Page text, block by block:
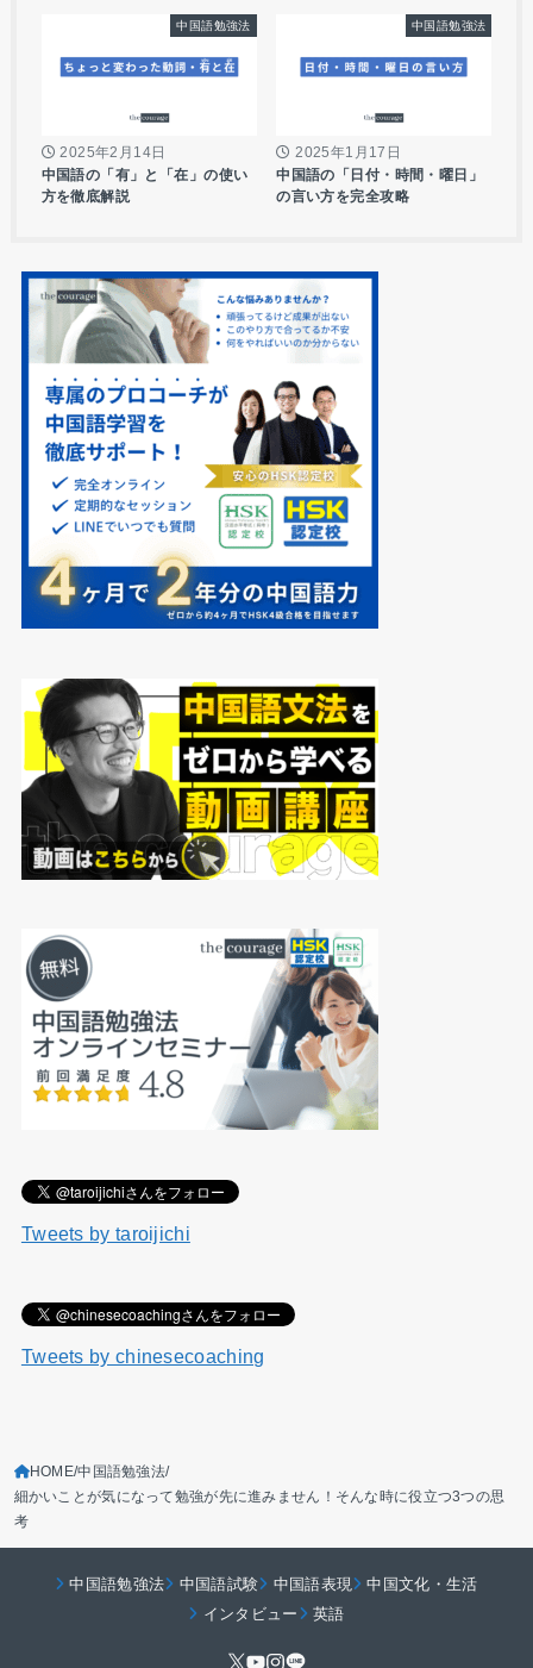
中国語勉強法
2025年2月14日
中国語の「有」と「在」の使い
方を徹底解説
中国語勉強法
2025年1月17日
中国語の「日付・時間・曜日」
の言い方を完全攻略
Tweets by taroijichi
Tweets by chinesecoaching
HOME 中国語勉強法
細かいことが気になって勉強が先に進みません！そんな時に役立つ3つの思
考
中国語勉強法 中国語試験 中国語表現
中国文化・生活
インタビュー
英語